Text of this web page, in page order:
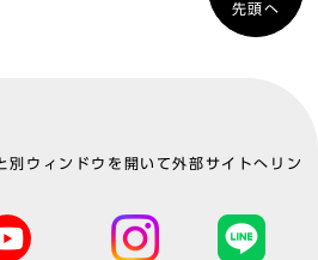
先頭へ
別ウィンドウを開いて外部サイトへリン